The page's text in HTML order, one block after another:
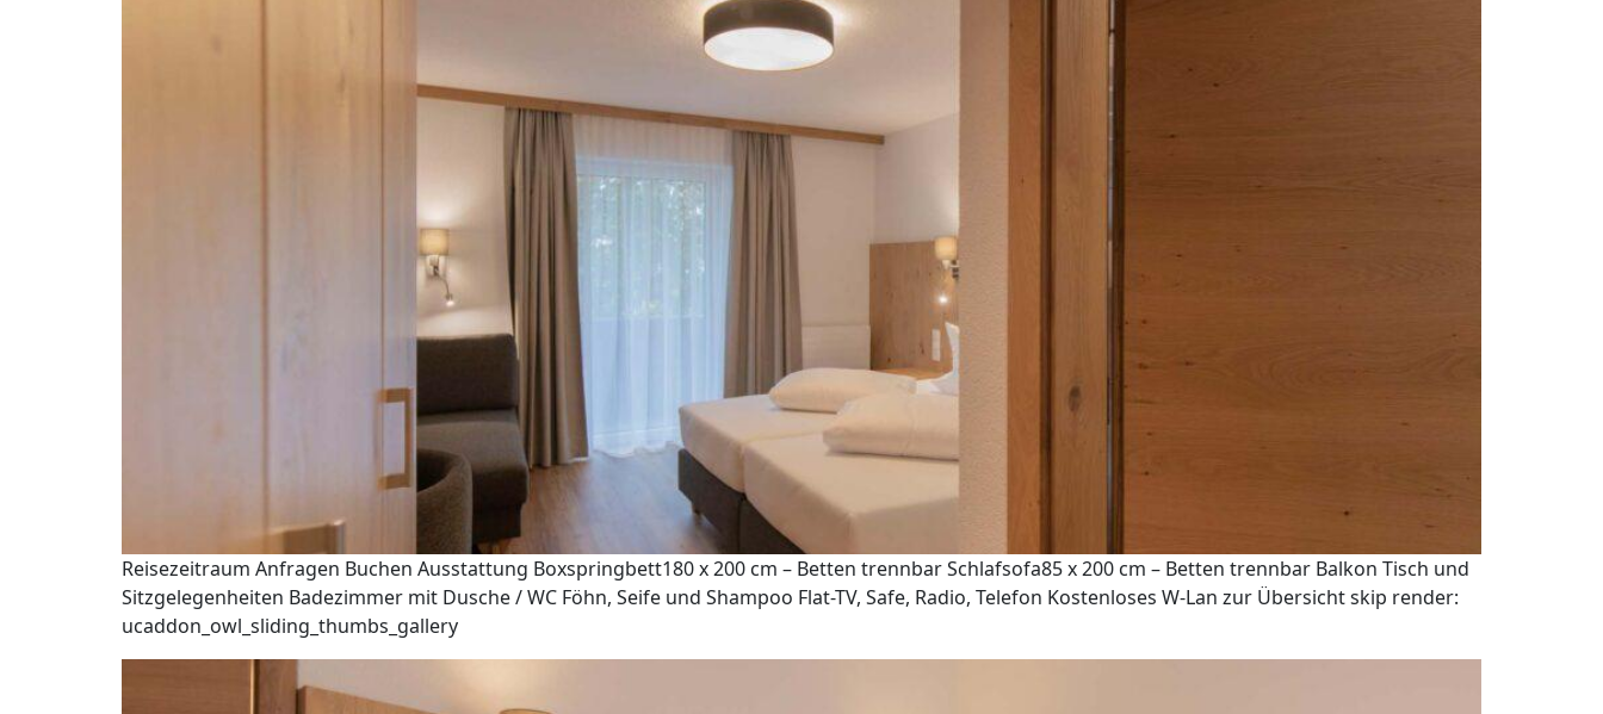
Reisezeitraum Anfragen Buchen Ausstattung Boxspringbett180 x 200 cm – Betten trennbar Schlafsofa85 x 200 cm – Betten trennbar Balkon Tisch und
Sitzgelegenheiten Badezimmer mit Dusche / WC Föhn, Seife und Shampoo Flat-TV, Safe, Radio, Telefon Kostenloses W-Lan zur Übersicht skip render:
ucaddon_owl_sliding_thumbs_gallery